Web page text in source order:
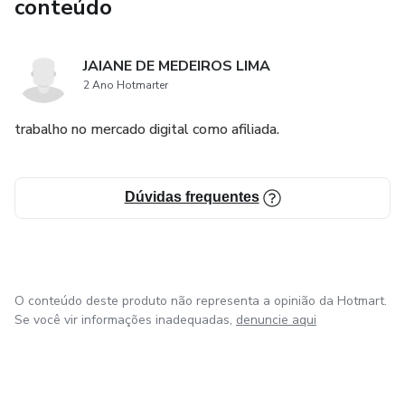
conteúdo
JAIANE DE MEDEIROS LIMA
2 Ano Hotmarter
trabalho no mercado digital como afiliada.
Dúvidas frequentes
O conteúdo deste produto não representa a opinião da Hotmart.
Se você vir informações inadequadas, denuncie aqui